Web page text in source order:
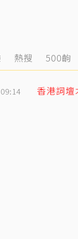
熱搜 500齣
09:14 香港詞壇